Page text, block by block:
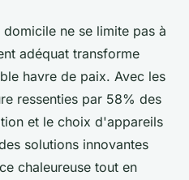
ne se limite pas à
adéquat transforme
havre de paix. Avec les
ressenties par 58% des
et le choix d'appareils
solutions innovantes
chaleureuse tout en